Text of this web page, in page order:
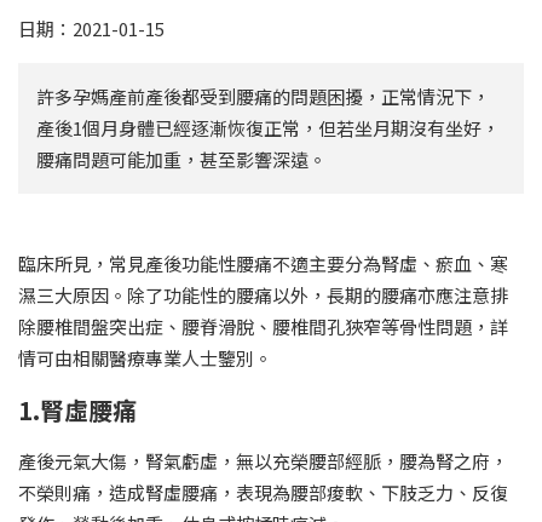
日期：2021-01-15
許多孕媽產前產後都受到腰痛的問題困擾，正常情況下，
產後1個月身體已經逐漸恢復正常，但若坐月期沒有坐好，
腰痛問題可能加重，甚至影響深遠。
臨床所見，常見產後功能性腰痛不適主要分為腎虛、瘀血、寒
濕三大原因。除了功能性的腰痛以外，長期的腰痛亦應注意排
除腰椎間盤突出症、腰脊滑脫、腰椎間孔狹窄等骨性問題，詳
情可由相關醫療專業人士鑒別。
1.腎虛腰痛
產後元氣大傷，腎氣虧虛，無以充榮腰部經脈，腰為腎之府，
不榮則痛，造成腎虛腰痛，表現為腰部痠軟、下肢乏力、反復